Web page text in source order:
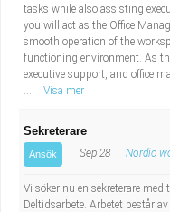
tasks while also assisting
you will act as the Office
smooth operation of the
functioning environment. As
executive support, and office
...
Visa mer
Sekreterare
Ansök Sep 28 Nordic
Vi söker nu en sekreterare
Deltidsarbete. Arbetet består